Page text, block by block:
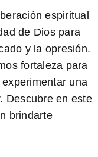
espiritual
de Dios para
y la opresión.
fortaleza para
una
Descubre en este
brindarte